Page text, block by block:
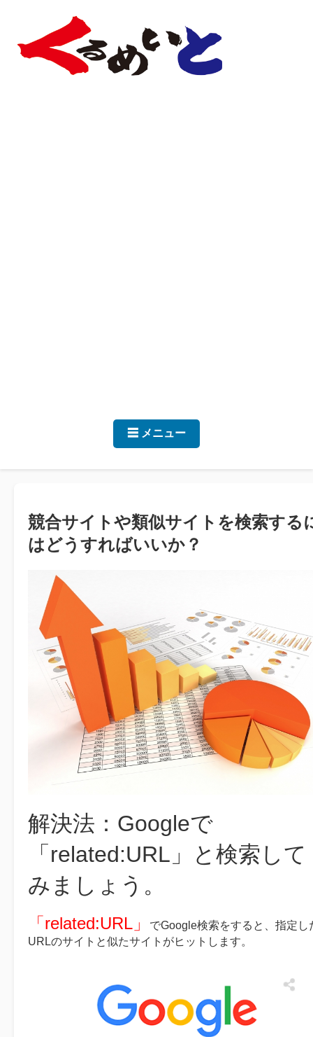
☰ メニュー
競合サイトや類似サイトを検索する
はどうすればいいか？
解決法：Googleで
「related:URL」と検索して
みましょう。
「related:URL」
でGoogle検索をすると、指定し
URLのサイトと似たサイトがヒットします。